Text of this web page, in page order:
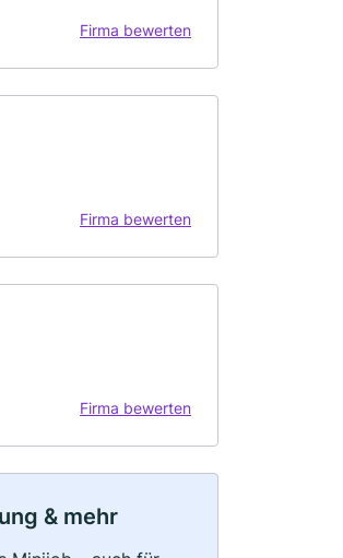
Firma bewerten
Firma bewerten
Firma bewerten
& mehr